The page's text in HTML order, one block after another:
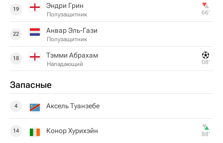
19 Эндри Грин
Полузащитник 66‎’‎
22 Анвар Эль-Гази
Полузащитник
18 Тэмми Абрахам
Нападающий 08‎’‎
Запасные
4 Аксель Туанзебе
14 Конор Хурихэйн 88‎’‎